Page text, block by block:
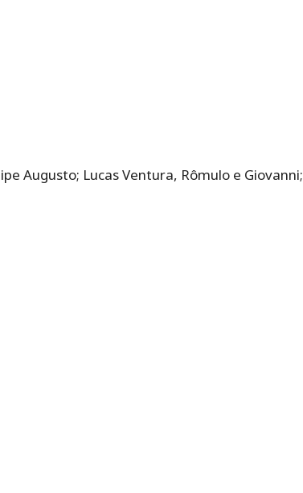
Augusto; Lucas Ventura, Rômulo e Giovanni;